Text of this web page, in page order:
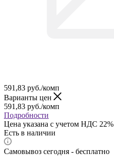
591,83 руб./комп
Варианты цен
591,83 руб./комп
Подробности
Цена указана с учетом НДС 22%
Есть в наличии
Самовывоз сегодня - бесплатно